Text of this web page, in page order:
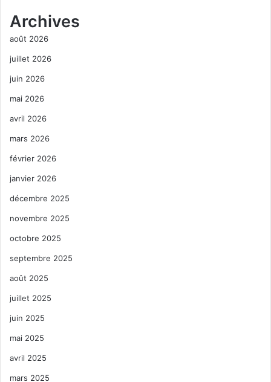
Archives
août 2026
juillet 2026
juin 2026
mai 2026
avril 2026
mars 2026
février 2026
janvier 2026
décembre 2025
novembre 2025
octobre 2025
septembre 2025
août 2025
juillet 2025
juin 2025
mai 2025
avril 2025
mars 2025